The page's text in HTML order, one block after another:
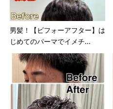
男髪！【ビフォーアフター】は
じめてのパーマでイメチ...